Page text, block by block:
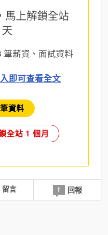
馬上解鎖全站
筆薪資、面試資料
即可查看全文
資料
全站 1 個月
留言 回報